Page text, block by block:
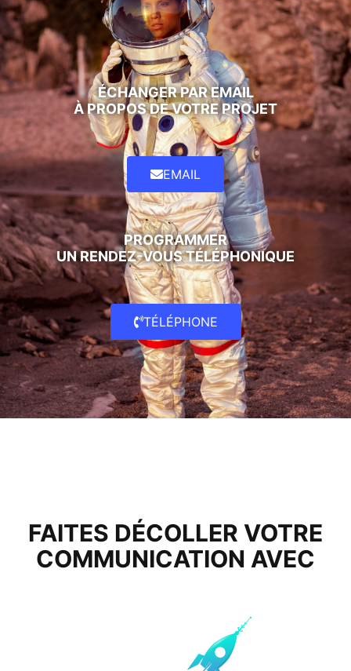
ÉCHANGER PAR EMAIL
À PROPOS DE VOTRE PROJET
EMAIL
PROGRAMMER
UN RENDEZ-VOUS TÉLÉPHONIQUE
TÉLÉPHONE
FAITES DÉCOLLER VOTRE
COMMUNICATION AVEC